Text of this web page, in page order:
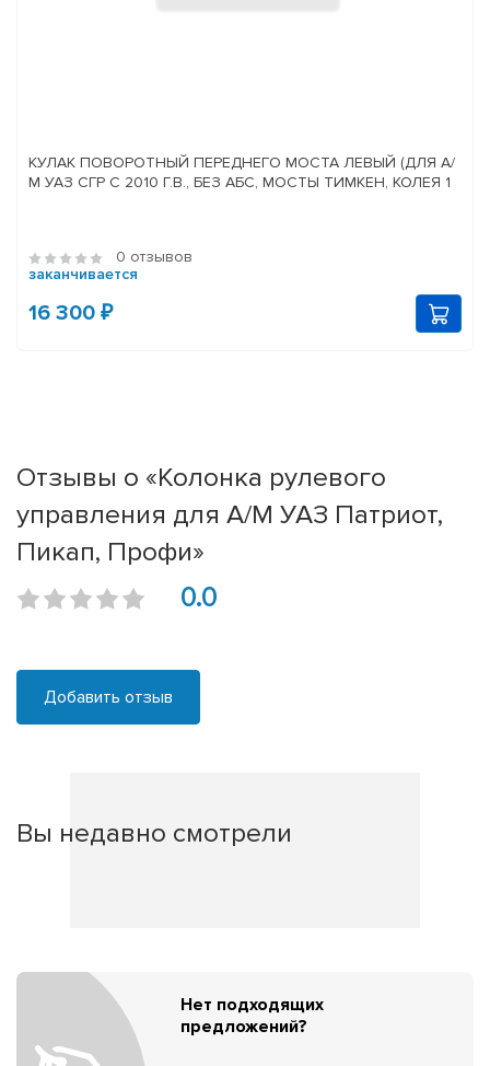
КУЛАК ПОВОРОТНЫЙ ПЕРЕДНЕГО МОСТА ЛЕВЫЙ (ДЛЯ А/
М УАЗ СГР С 2010 Г.В., БЕЗ АБС, МОСТЫ ТИМКЕН, КОЛЕЯ 1
0 отзывов
заканчивается
16 300 ₽
Отзывы о «Колонка рулевого
управления для А/М УАЗ Патриот,
Пикап, Профи»
0.0
Добавить отзыв
Вы недавно смотрели
Нет подходящих
предложений?